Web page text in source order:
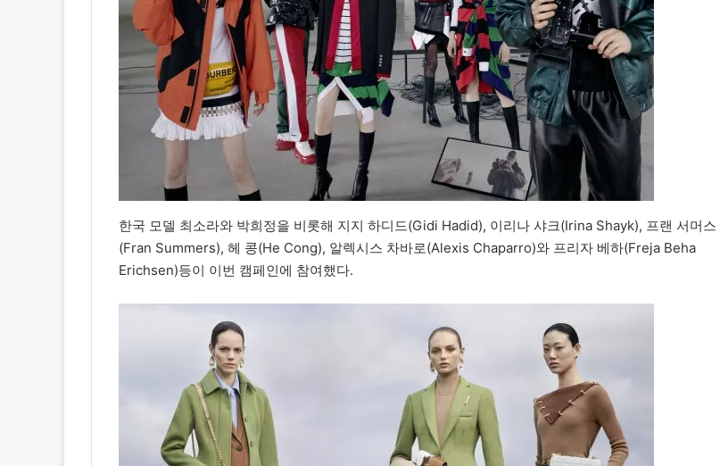
한국 모델 최소라와 박희정을 비롯해 지지 하디드(Gidi Hadid), 이리나 샤크(Irina Shayk), 프랜 서머스
(Fran Summers), 헤 콩(He Cong), 알렉시스 차바로(Alexis Chaparro)와 프리자 베하(Freja Beha
Erichsen)등이 이번 캠페인에 참여했다.